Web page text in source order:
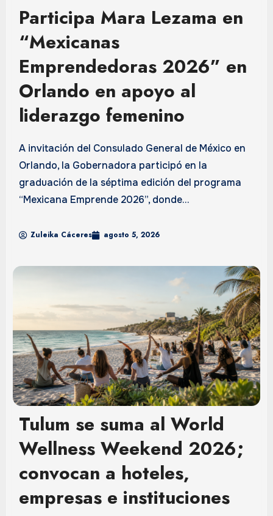
Participa Mara Lezama en
“Mexicanas
Emprendedoras 2026” en
Orlando en apoyo al
liderazgo femenino
A invitación del Consulado General de México en
Orlando, la Gobernadora participó en la
graduación de la séptima edición del programa
“Mexicana Emprende 2026”, donde...
Zuleika Cáceres agosto 5, 2026
Tulum se suma al World
Wellness Weekend 2026;
convocan a hoteles,
empresas e instituciones